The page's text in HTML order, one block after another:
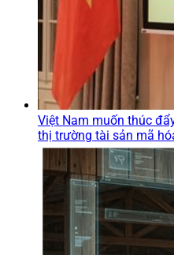
Việt Nam muốn thúc
thị trường tài sản mã